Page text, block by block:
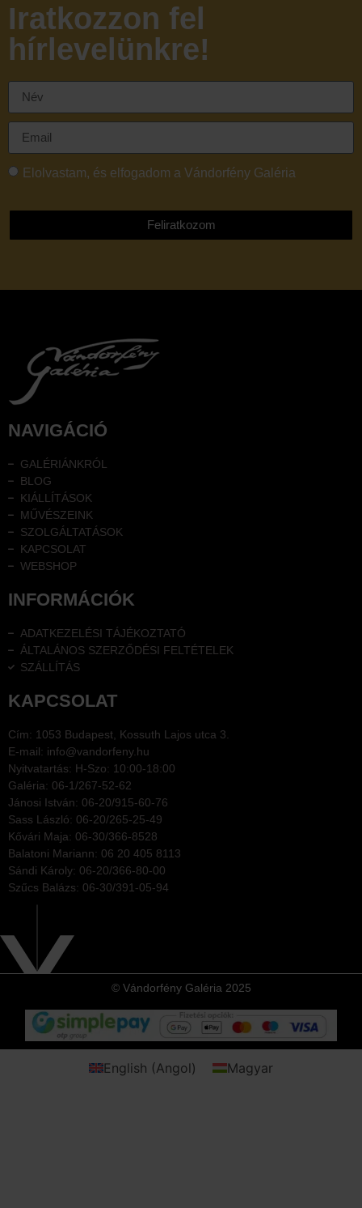
Iratkozzon fel
hírlevelünkre!
Elolvastam, és elfogadom a Vándorfény Galéria
Feliratkozom
NAVIGÁCIÓ
GALÉRIÁNKRÓL
BLOG
KIÁLLÍTÁSOK
MŰVÉSZEINK
SZOLGÁLTATÁSOK
KAPCSOLAT
WEBSHOP
INFORMÁCIÓK
ADATKEZELÉSI TÁJÉKOZTATÓ
ÁLTALÁNOS SZERZŐDÉSI FELTÉTELEK
SZÁLLÍTÁS
KAPCSOLAT
Cím: 1053 Budapest, Kossuth Lajos utca 3.
E-mail: info@vandorfeny.hu
Nyitvatartás: H-Szo: 10:00-18:00
Galéria: 06-1/267-52-62
Jánosi István: 06-20/915-60-76
Sass László: 06-20/265-25-49
Kővári Maja: 06-30/366-8528
Balatoni Mariann: 06 20 405 8113
Sándi Károly: 06-20/366-80-00
Szűcs Balázs: 06-30/391-05-94
© Vándorfény Galéria 2025
English (Angol) Magyar